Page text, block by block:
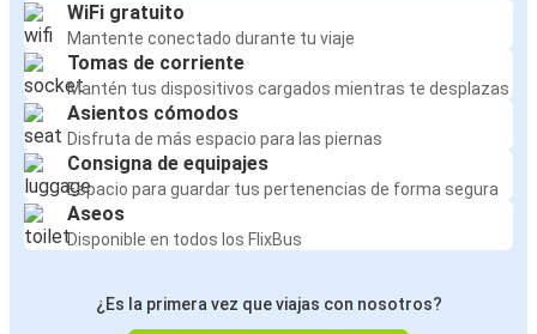
WiFi gratuito
Mantente conectado durante tu viaje
Tomas de corriente
Mantén tus dispositivos cargados mientras te desplazas
Asientos cómodos
Disfruta de más espacio para las piernas
Consigna de equipajes
Espacio para guardar tus pertenencias de forma segura
Aseos
Disponible en todos los FlixBus
¿Es la primera vez que viajas con nosotros?